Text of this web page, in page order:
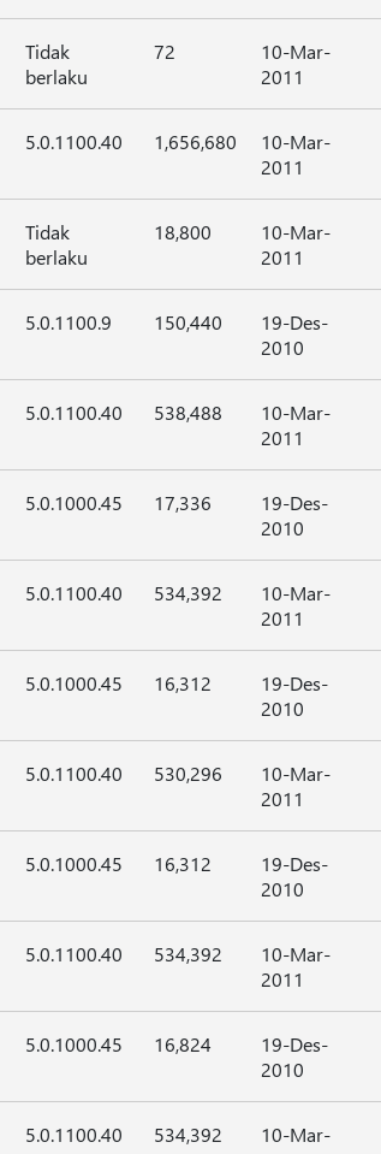
Tidak
berlaku
72
10-Mar-
2011
5.0.1100.40 1,656,680
10-Mar-
2011
Tidak
berlaku
18,800
10-Mar-
2011
5.0.1100.9 150,440
19-Des-
2010
5.0.1100.40 538,488
10-Mar-
2011
5.0.1000.45 17,336
19-Des-
2010
5.0.1100.40 534,392
10-Mar-
2011
5.0.1000.45 16,312
19-Des-
2010
5.0.1100.40 530,296
10-Mar-
2011
5.0.1000.45 16,312
19-Des-
2010
5.0.1100.40 534,392
10-Mar-
2011
5.0.1000.45 16,824
19-Des-
2010
5.0.1100.40 534,392
10-Mar-